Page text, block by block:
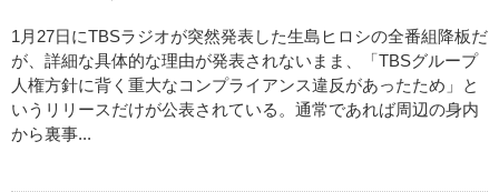
1月27日にTBSラジオが突然発表した生島ヒロシの全番組降板だ
が、詳細な具体的な理由が発表されないまま、「TBSグループ
人権方針に背く重大なコンプライアンス違反があったため」と
いうリリースだけが公表されている。通常であれば周辺の身内
から裏事...